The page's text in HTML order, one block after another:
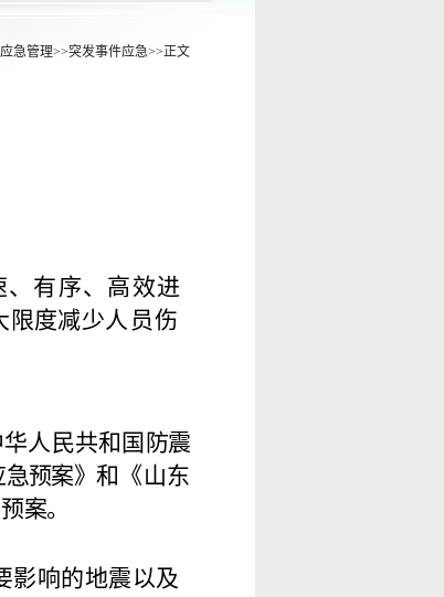
应急管理>>突发事件应急>>正文
、有序、高效进
限度减少人 员伤
人民共和国 防震
预案》和《山东
案。
影响的地震以及